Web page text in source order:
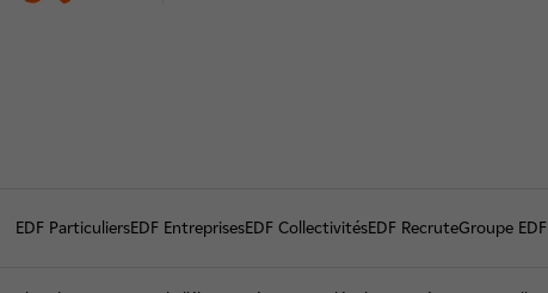
EDF ParticuliersEDF EntreprisesEDF CollectivitésEDF RecruteGroupe EDF